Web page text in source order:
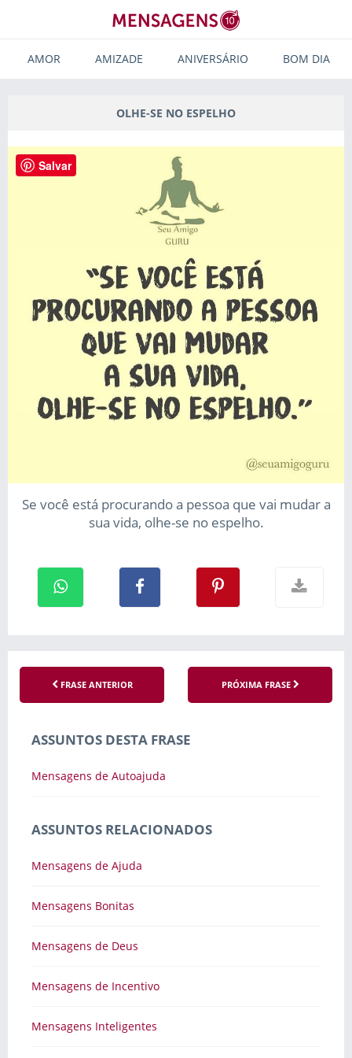
AMOR AMIZADE ANIVERSÁRIO BOM DIA
OLHE-SE NO ESPELHO
Se você está procurando a pessoa que vai mudar a
sua vida, olhe-se no espelho.
FRASE ANTERIOR PRÓXIMA FRASE
ASSUNTOS DESTA FRASE
Mensagens de Autoajuda
ASSUNTOS RELACIONADOS
Mensagens de Ajuda
Mensagens Bonitas
Mensagens de Deus
Mensagens de Incentivo
Mensagens Inteligentes
Salvar